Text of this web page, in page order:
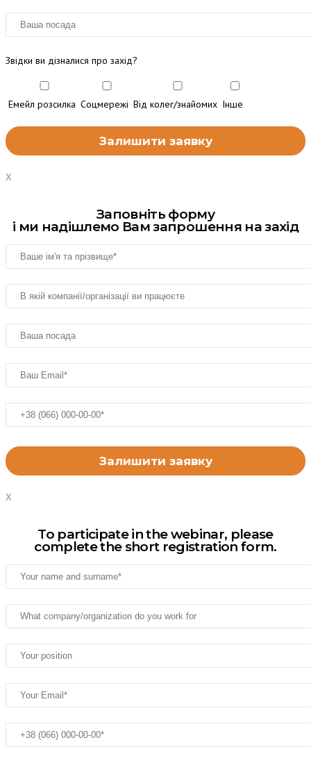
Звідки ви дізналися про захід?
Емейл розсилка Соцмережі Від колег/знайомих Інше
X
Заповніть форму
і ми надішлемо Вам запрошення на захід
X
To participate in the webinar, please
complete the short registration form.